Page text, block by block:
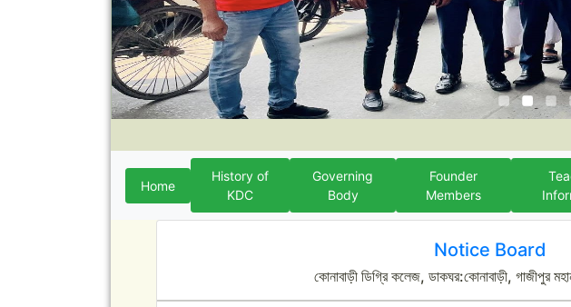
Home
History of
KDC
Governing
Body
Founder
Members
Notice Board
কোনাবাড়ী ডিগ্রি কলেজ, ডাকঘর:কোনাবাড়ী, গাজীপুর